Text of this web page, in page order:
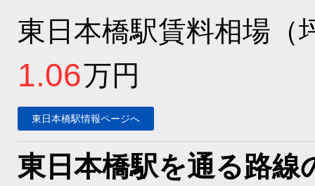
東日本橋駅賃料相場（
1.06万円
東日本橋駅情報ページへ
東日本橋駅を通る路線